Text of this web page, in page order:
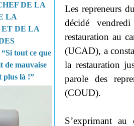
DE LA
LA
DE LA
tout ce que
de mauvaise
plus là !”
Les repreneurs
décidé
restauration au
(UCAD), a
la restauration
parole des
(COUD).
S’exprimant au